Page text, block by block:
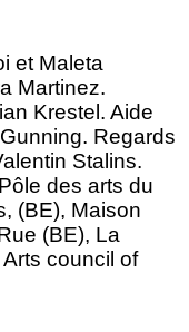
et Maleta
Martinez.
Krestel. Aide
Regards
Stalins.
des arts du
(BE), Maison
(BE), La
council of